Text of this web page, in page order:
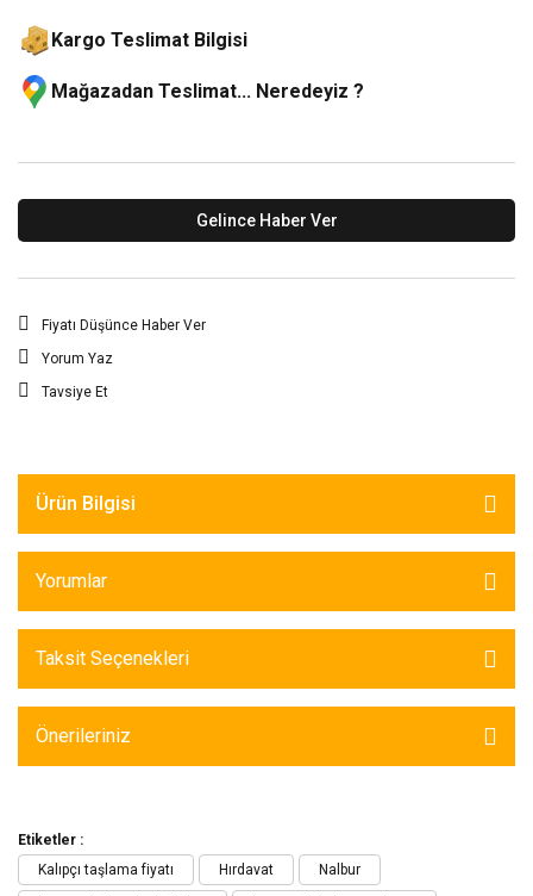
Kargo Teslimat Bilgisi
Mağazadan Teslimat... Neredeyiz ?
Gelince Haber Ver
Fiyatı Düşünce Haber Ver
Yorum Yaz
Tavsiye Et
Ürün Bilgisi
Yorumlar
Taksit Seçenekleri
Önerileriniz
Etiketler :
Kalıpçı taşlama fiyatı
Hırdavat Nalbur